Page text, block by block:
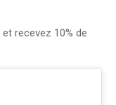
et recevez 10% de